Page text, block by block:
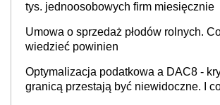
tys. jednoosobowych firm miesięcznie
Umowa o sprzedaż płodów rolnych.
wiedzieć powinien
Optymalizacja podatkowa a DAC8 -
granicą przestają być niewidoczne. I